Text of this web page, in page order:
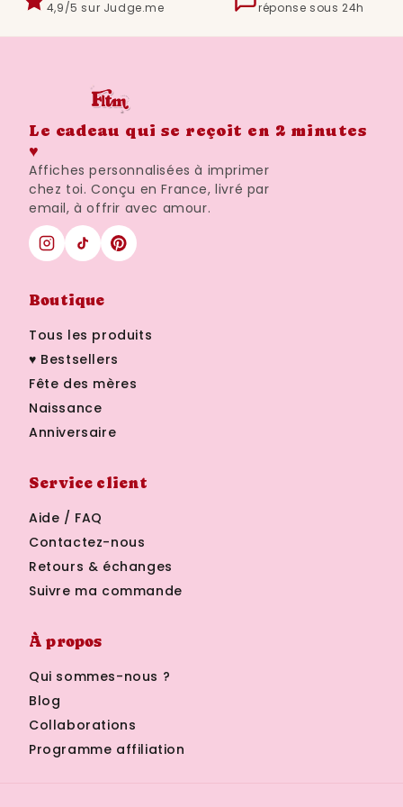
4,9/5 sur Judge.me réponse sous 24h
Le cadeau qui se reçoit en 2 minutes
♥
Affiches personnalisées à imprimer
chez toi. Conçu en France, livré par
email, à offrir avec amour.
Boutique
Tous les produits
♥ Bestsellers
Fête des mères
Naissance
Anniversaire
Service client
Aide / FAQ
Contactez-nous
Retours & échanges
Suivre ma commande
À propos
Qui sommes-nous ?
Blog
Collaborations
Programme affiliation